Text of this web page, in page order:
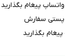
پیغام بگذارید
پستی سفارش